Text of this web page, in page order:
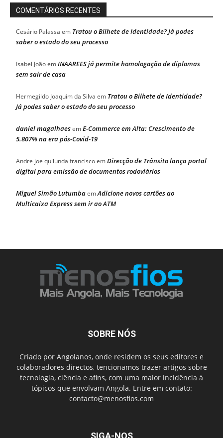
COMENTÁRIOS RECENTES
Cesário Palassa em Tratou o Bilhete de Identidade? Já podes
saber o estado do seu processo
Isabel JoãoemINAAREES já permite homologação de diplomas
sem sair de casa
Hermegildo Joaquim da Silva em Tratou o Bilhete de Identidade?
Já podes saber o estado do seu processo
daniel magalhaesemE-Commerce em Alta: Crescimento de
5.807% na era pós-Covid-19
Andre joe quilunda franciscoemDirecção de Trânsito lança portal
digital para emissão de documentos rodoviários
Miguel Simão LutumbaemAdicione novos cartões ao
Multicaixa Express sem ir ao ATM
SOBRE NÓS
Criado por Angolanos, onde residem os seus editores e
colaboradores directos, tencionamos trazer artigos sobre
tecnologia, ciência e afins, com uma maior incidência à
tópicos que envolvam Angola. Entre em contato:
contacto@menosfios.com
SIGA-NOS